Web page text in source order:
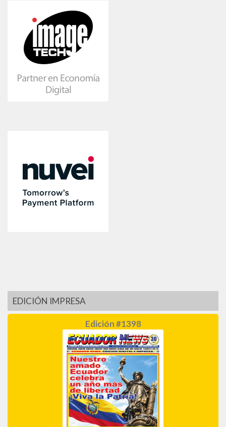
EDICIÓN IMPRESA
Edición #1398